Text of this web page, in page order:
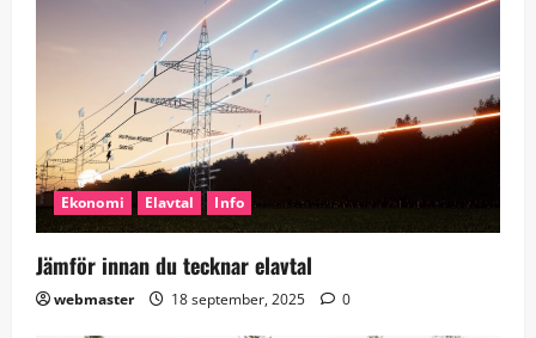
Ekonomi Elavtal Info
Jämför innan du tecknar elavtal
webmaster 18 september, 2025 0